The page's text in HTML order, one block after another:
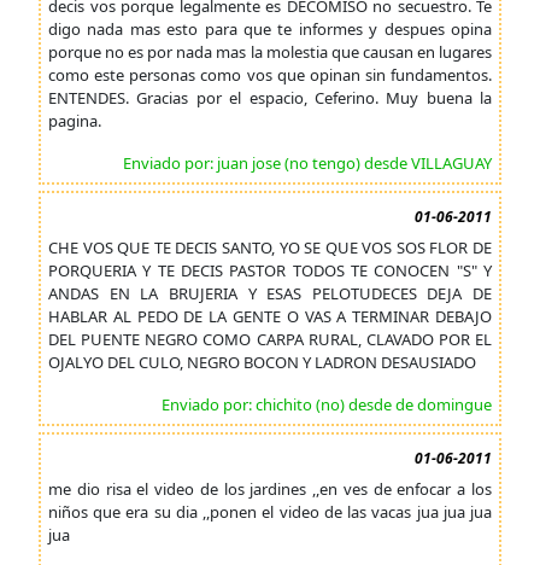
decis vos porque legalmente es DECOMISO no secuestro. Te
digo nada mas esto para que te informes y despues opina
porque no es por nada mas la molestia que causan en lugares
como este personas como vos que opinan sin fundamentos.
ENTENDES. Gracias por el espacio, Ceferino. Muy buena la
pagina.
Enviado por: juan jose (no tengo) desde VILLAGUAY
01-06-2011
CHE VOS QUE TE DECIS SANTO, YO SE QUE VOS SOS FLOR DE
PORQUERIA Y TE DECIS PASTOR TODOS TE CONOCEN "S" Y
ANDAS EN LA BRUJERIA Y ESAS PELOTUDECES DEJA DE
HABLAR AL PEDO DE LA GENTE O VAS A TERMINAR DEBAJO
DEL PUENTE NEGRO COMO CARPA RURAL, CLAVADO POR EL
OJALYO DEL CULO, NEGRO BOCON Y LADRON DESAUSIADO
Enviado por: chichito (no) desde de domingue
01-06-2011
me dio risa el video de los jardines ,,en ves de enfocar a los
niños que era su dia ,,ponen el video de las vacas jua jua jua
jua